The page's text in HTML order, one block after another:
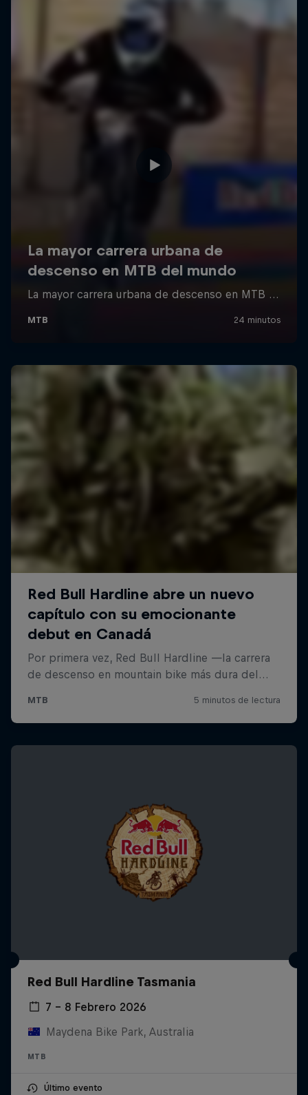
Red Bull Hardline Tasmania
7 – 8 Febrero 2026
Maydena Bike Park, Australia
MTB
Último evento